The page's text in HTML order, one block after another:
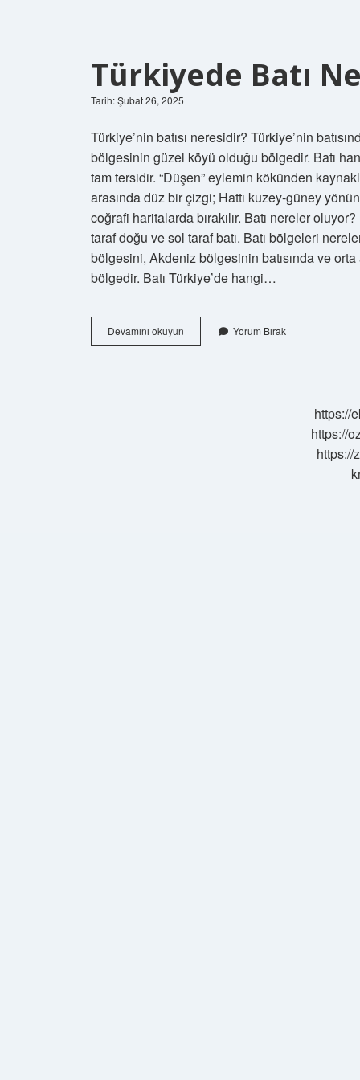
Türkiyede Batı
Tarih: Şubat 26, 2025
Türkiye’nin batısı neresidir? Türkiye’nin
bölgesinin güzel köyü olduğu bölgedir. Batı
tam tersidir. “Düşen” eylemin kökünden
arasında düz bir çizgi; Hattı kuzey-güney
coğrafi haritalarda bırakılır. Batı nereler
taraf doğu ve sol taraf batı. Batı bölgeleri
bölgesini, Akdeniz bölgesinin batısında ve
bölgedir. Batı Türkiye’de hangi…
Devamını okuyun Türkiyede
Batı
Yorum Bırak
https://
https://
https://